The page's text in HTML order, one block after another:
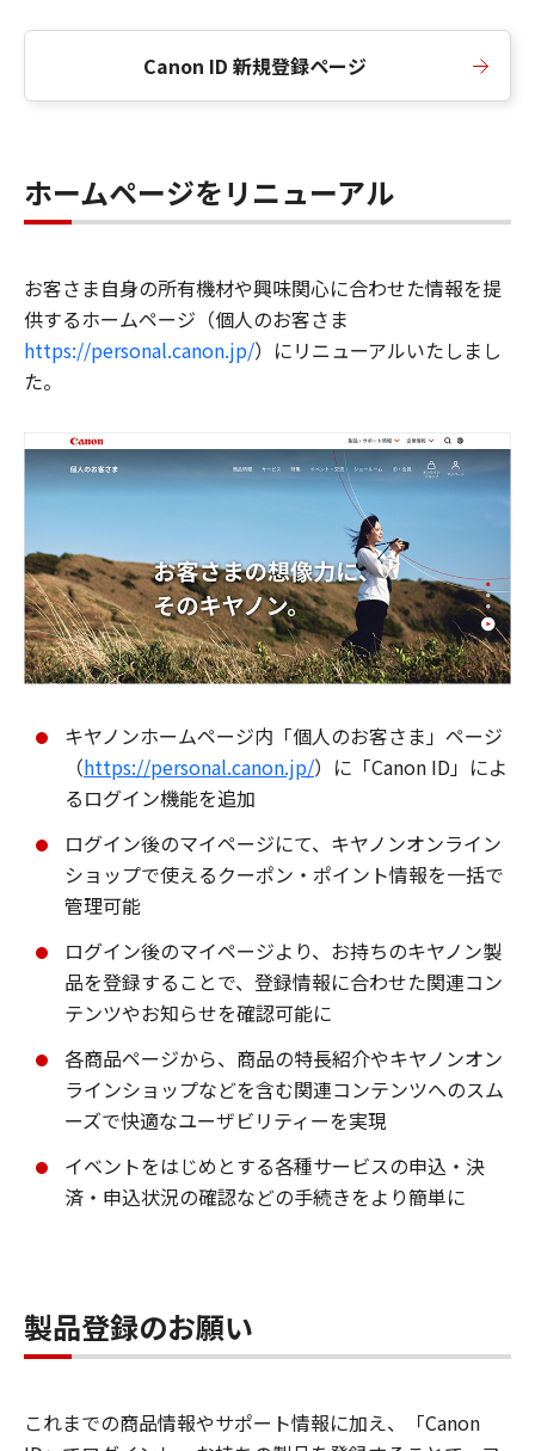
Canon ID 新規登録ページ
ホームページをリニューアル
お客さま自身の所有機材や興味関心に合わせた情報を提
供するホームページ（個人のお客さま
https://personal.canon.jp/）にリニューアルいたしまし
た。
キヤノンホームページ内「個人のお客さま」ページ
（https://personal.canon.jp/）に「Canon ID」によ
るログイン機能を追加
ログイン後のマイページにて、キヤノンオンライン
ショップで使えるクーポン・ポイント情報を一括で
管理可能
ログイン後のマイページより、お持ちのキヤノン製
品を登録することで、登録情報に合わせた関連コン
テンツやお知らせを確認可能に
各商品ページから、商品の特長紹介やキヤノンオン
ラインショップなどを含む関連コンテンツへのスム
ーズで快適なユーザビリティーを実現
イベントをはじめとする各種サービスの申込・決
済・申込状況の確認などの手続きをより簡単に
製品登録のお願い
これまでの商品情報やサポート情報に加え、「Canon